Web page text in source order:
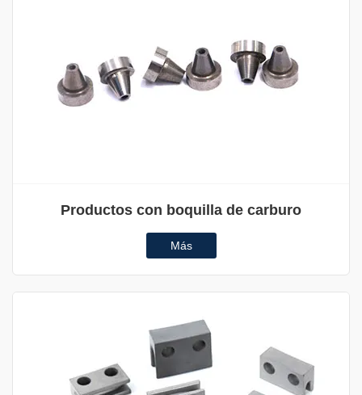
Productos con boquilla de carburo
Más